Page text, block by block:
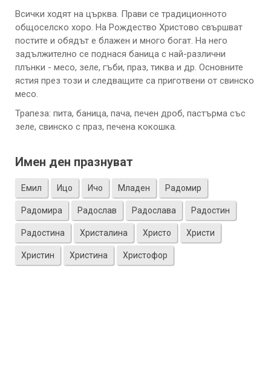
Всички ходят на църква. Прави се традиционното
общоселско хоро. На Рождество Христово свършват
постите и обядът е блажен и много богат. На него
задължително се поднася баница с най-различни
плънки - месо, зеле, гъби, праз, тиква и др. Основните
ястия през този и следващите са приготвени от свинско
месо.
Трапеза: пита, баница, пача, печен дроб, пастърма със
зеле, свинско с праз, печена кокошка.
Имен ден празнуват
Емил Ицо Ичо Младен Радомир
Радомира Радослав Радослава Радостин
Радостина Христалина Христо Христи
Христин Христина Христофор